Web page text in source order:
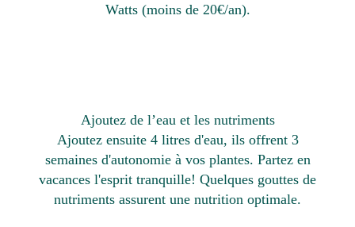
Watts (moins de 20€/an).
Ajoutez de l’eau et les nutriments
Ajoutez ensuite 4 litres d'eau, ils offrent 3
semaines d'autonomie à vos plantes. Partez en
vacances l'esprit tranquille! Quelques gouttes de
nutriments assurent une nutrition optimale.